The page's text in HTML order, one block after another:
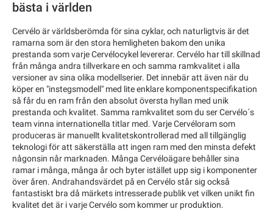
bästa i världen
Cervélo är världsberömda för sina cyklar, och naturligtvis är det
ramarna som är den stora hemligheten bakom den unika
prestanda som varje Cervélocykel levererar. Cervélo har till skillnad
från många andra tillverkare en och samma ramkvalitet i alla
versioner av sina olika modellserier. Det innebär att även när du
köper en "instegsmodell" med lite enklare komponentspecifikation
så får du en ram från den absolut översta hyllan med unik
prestanda och kvalitet. Samma ramkvalitet som du ser Cervélo´s
team vinna internationella titlar med. Varje Cervéloram som
produceras är manuellt kvalitetskontrollerad med all tillgänglig
teknologi för att säkerställa att ingen ram med den minsta defekt
någonsin når marknaden. Många Cervéloägare behåller sina
ramar i många, många år och byter istället upp sig i komponenter
över åren. Andrahandsvärdet på en Cervélo står sig också
fantastiskt bra då märkets intresserade publik vet vilken unikt fin
kvalitet det är i varje Cervélo som kommer ur produktion.